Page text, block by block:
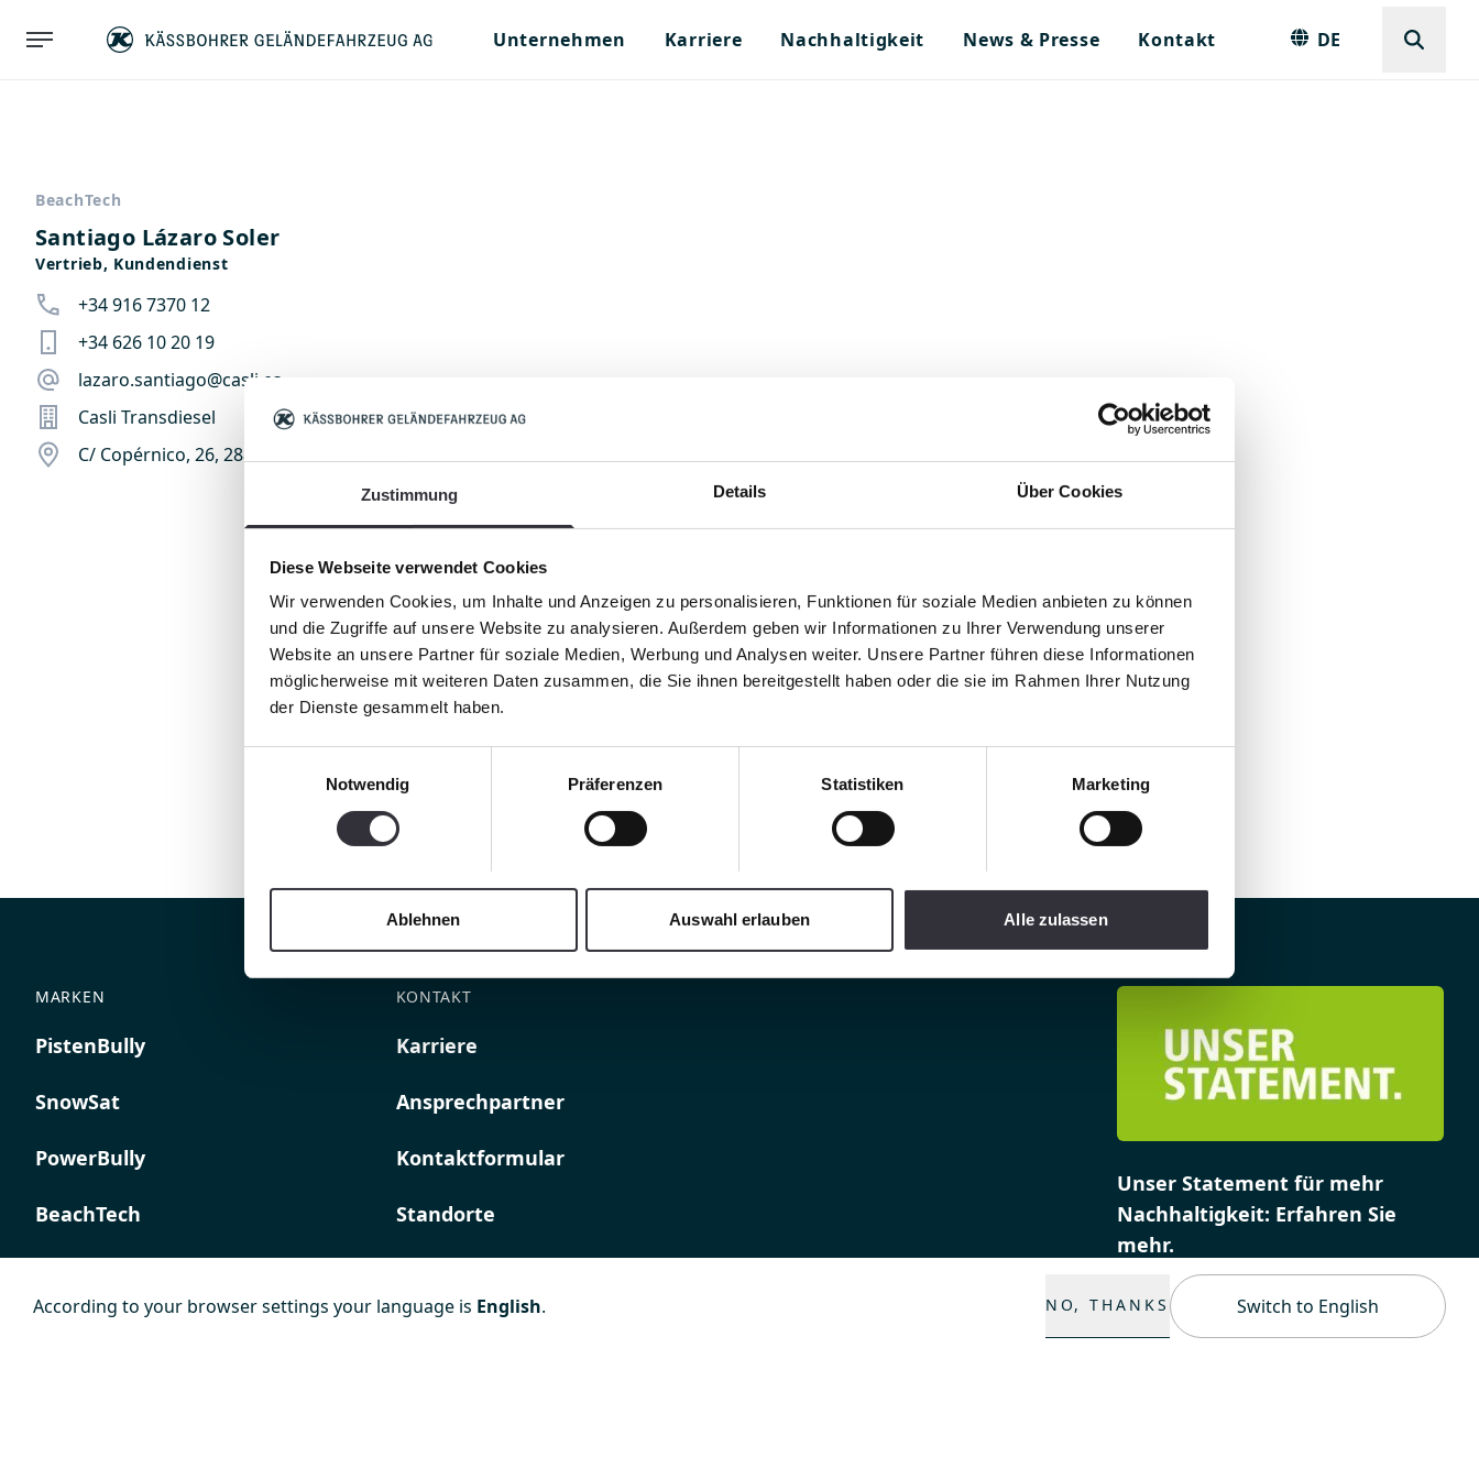
Zustimmung Details Über Cookies
Diese Webseite verwendet Cookies
Wir verwenden Cookies, um Inhalte und Anzeigen zu personalisieren, Funktionen für soziale Medien anbieten zu können
und die Zugriffe auf unsere Website zu analysieren. Außerdem geben wir Informationen zu Ihrer Verwendung unserer
Website an unsere Partner für soziale Medien, Werbung und Analysen weiter. Unsere Partner führen diese Informationen
möglicherweise mit weiteren Daten zusammen, die Sie ihnen bereitgestellt haben oder die sie im Rahmen Ihrer Nutzung
der Dienste gesammelt haben.
Notwendig
Präferenzen Statistiken Marketing
Ablehnen Auswahl erlauben Alle zulassen
Unternehmen Karriere Nachhaltigkeit News & Presse Kontakt DE
BeachTech
Santiago Lázaro Soler
Vertrieb, Kundendienst
+34 916 7370 12
+34 626 10 20 19
lazaro.santiago@casli.es
Casli Transdiesel
C/ Copérnico, 26, 28820 Coslada (Madrid), Spanien
MARKEN
PistenBully
SnowSat
PowerBully
BeachTech
K COMPOSITES
KONTAKT
Karriere
Ansprechpartner
Kontaktformular
Standorte
Unser Statement für mehr
Nachhaltigkeit: Erfahren Sie
mehr.
According to your browser settings your language is English. NO, THANKS Switch to English